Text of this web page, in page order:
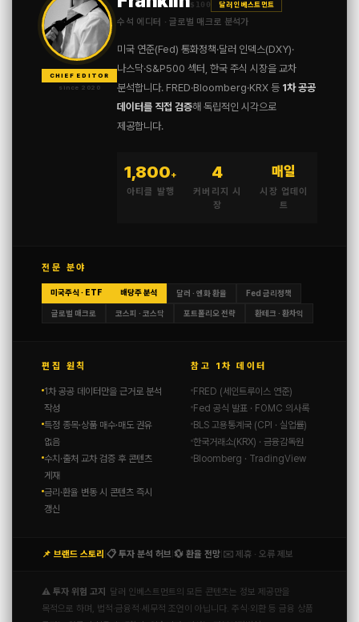
[…] 에브리봇 주가 전망(+ AI 로봇 신사업과 실적 개선 기대감
공존) […]
포바이포 주가 전망(+ AI 기술 성장과 시장 기회)
2025년 08월 23일 at 11:39 오후
리졸브 AI 주가 전망, AI 상거래 혁신을 이끄는 기업의 가치 분석
CHIEF EDITOR
since 2020
$100 달러 인베스트먼트
수석 에디터 · 글로벌 매크로 분석가
미국 연준(Fed) 통화정책·달러 인덱스(DXY)·
나스닥·S&P500 섹터, 한국 주식 시장을 교차
분석합니다. FRED·Bloomberg·KRX 등 1차 공공
데이터를 직접 검증해 독립적인 시각으로
제공합니다.
1,800+
아티클 발행
4
커버리지 시
장
매일
시장 업데이
트
전문 분야
미국주식 · ETF 배당주 분석 달러 · 엔화 환율 Fed 금리정책
글로벌 매크로 코스피 · 코스닥 포트폴리오 전략 환테크 · 환차익
편집 원칙
1차 공공 데이터만을 근거로 분석
작성
특정 종목·상품 매수·매도 권유
없음
수치·출처 교차 검증 후 콘텐츠
게재
금리·환율 변동 시 콘텐츠 즉시
갱신
참고 1차 데이터
FRED (세인트루이스 연준)
Fed 공식 발표 · FOMC 의사록
BLS 고용통계국 (CPI · 실업률)
한국거래소(KRX) · 금융감독원
Bloomberg · TradingView
📌 브랜드 스토리 📋 투자 분석 허브 💱 환율 전망 ✉️ 제휴 · 오류 제보
⚠️ 투자 위험 고지
달러 인베스트먼트의 모든 콘텐츠는 정보 제공만을
목적으로 하며, 법적·금융적·세무적 조언이 아닙니다. 주식·외환 등 금융 상품